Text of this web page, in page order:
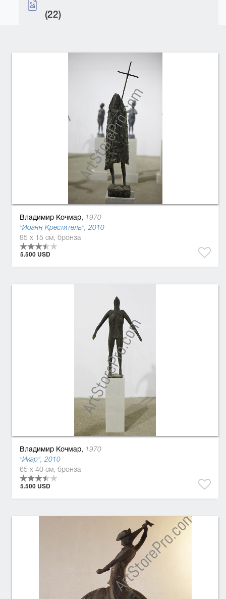
(22)
Владимир Кочмар, 1970
"Иоанн Креститель", 2010
85 x 15 см, бронза
5.500 USD
Владимир Кочмар, 1970
"Икар", 2010
65 x 40 см, бронза
5.500 USD